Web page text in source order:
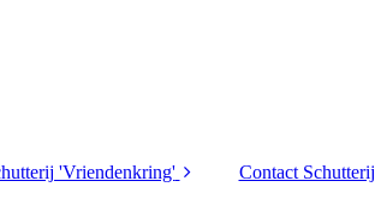
'Vriendenkring' Contact Schutterij